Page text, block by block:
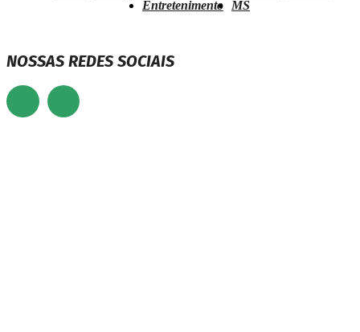
Entretenimento
MS
NOSSAS REDES SOCIAIS